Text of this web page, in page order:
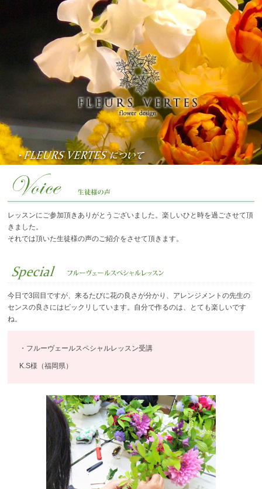
レッスンにご参加頂きありがとうございました。楽しいひと時を過ごさせて頂
きました。
それでは頂いた生徒様の声のご紹介をさせて頂きます。
今日で3回目ですが、来るたびに花の良さが分かり、アレンジメントの先生の
センスの良さにはビックリしています。自分で作るのは、とても楽しいです
ね。
・フルーヴェールスペシャルレッスン受講
K.S様（福岡県）